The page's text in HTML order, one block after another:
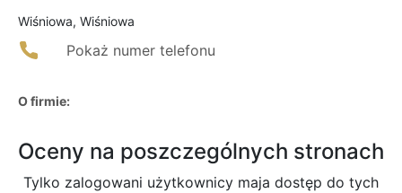
Wiśniowa, Wiśniowa
Pokaż numer telefonu
O firmie:
Oceny na poszczególnych stronach
Tylko zalogowani użytkownicy maja dostęp do tych